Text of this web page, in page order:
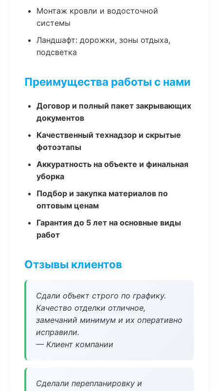
Монтаж кровли и водосточной
системы
Ландшафт: дорожки, зоны отдыха,
подсветка
Преимущества работы с нами
Договор и полный пакет закрывающих
документов
Качественный технадзор и скрытые
фотоэтапы
Аккуратность на объекте и финальная
уборка
Подбор и закупка материалов по
оптовым ценам
Гарантия до 5 лет на основные виды
работ
Отзывы клиентов
Сдали объект строго по графику.
Качество отделки отличное,
замечаний минимум и их оперативно
исправили.
— Клиент компании
Сделали перепланировку и